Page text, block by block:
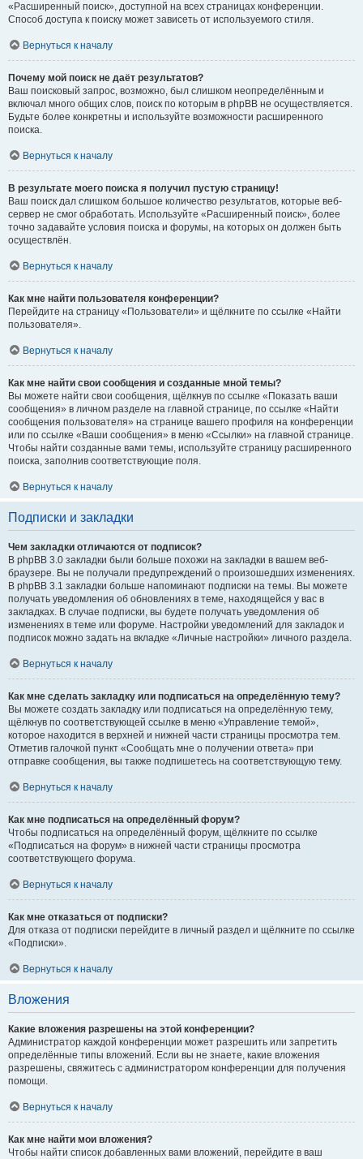
«Расширенный поиск», доступной на всех страницах конференции.
Способ доступа к поиску может зависеть от используемого стиля.
Вернуться к началу
Почему мой поиск не даёт результатов?
Ваш поисковый запрос, возможно, был слишком неопределённым и
включал много общих слов, поиск по которым в phpBB не осуществляется.
Будьте более конкретны и используйте возможности расширенного
поиска.
Вернуться к началу
В результате моего поиска я получил пустую страницу!
Ваш поиск дал слишком большое количество результатов, которые веб-
сервер не смог обработать. Используйте «Расширенный поиск», более
точно задавайте условия поиска и форумы, на которых он должен быть
осуществлён.
Вернуться к началу
Как мне найти пользователя конференции?
Перейдите на страницу «Пользователи» и щёлкните по ссылке «Найти
пользователя».
Вернуться к началу
Как мне найти свои сообщения и созданные мной темы?
Вы можете найти свои сообщения, щёлкнув по ссылке «Показать ваши
сообщения» в личном разделе на главной странице, по ссылке «Найти
сообщения пользователя» на странице вашего профиля на конференции
или по ссылке «Ваши сообщения» в меню «Ссылки» на главной странице.
Чтобы найти созданные вами темы, используйте страницу расширенного
поиска, заполнив соответствующие поля.
Вернуться к началу
Подписки и закладки
Чем закладки отличаются от подписок?
В phpBB 3.0 закладки были больше похожи на закладки в вашем веб-
браузере. Вы не получали предупреждений о произошедших изменениях.
В phpBB 3.1 закладки больше напоминают подписки на темы. Вы можете
получать уведомления об обновлениях в теме, находящейся у вас в
закладках. В случае подписки, вы будете получать уведомления об
изменениях в теме или форуме. Настройки уведомлений для закладок и
подписок можно задать на вкладке «Личные настройки» личного раздела.
Вернуться к началу
Как мне сделать закладку или подписаться на определённую тему?
Вы можете создать закладку или подписаться на определённую тему,
щёлкнув по соответствующей ссылке в меню «Управление темой»,
которое находится в верхней и нижней части страницы просмотра тем.
Отметив галочкой пункт «Сообщать мне о получении ответа» при
отправке сообщения, вы также подпишетесь на соответствующую тему.
Вернуться к началу
Как мне подписаться на определённый форум?
Чтобы подписаться на определённый форум, щёлкните по ссылке
«Подписаться на форум» в нижней части страницы просмотра
соответствующего форума.
Вернуться к началу
Как мне отказаться от подписки?
Для отказа от подписки перейдите в личный раздел и щёлкните по ссылке
«Подписки».
Вернуться к началу
Вложения
Какие вложения разрешены на этой конференции?
Администратор каждой конференции может разрешить или запретить
определённые типы вложений. Если вы не знаете, какие вложения
разрешены, свяжитесь с администратором конференции для получения
помощи.
Вернуться к началу
Как мне найти мои вложения?
Чтобы найти список добавленных вами вложений, перейдите в ваш